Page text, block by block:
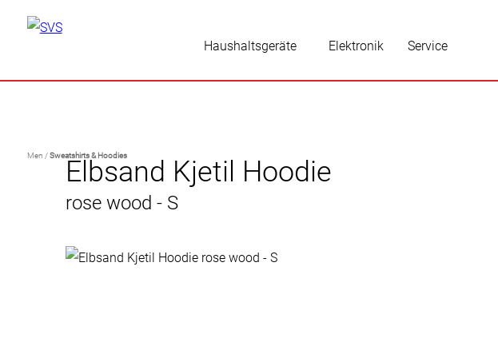
Haushaltsgeräte Elektronik Service
Men /Sweatshirts & Hoodies
Elbsand Kjetil Hoodie
rose wood - S